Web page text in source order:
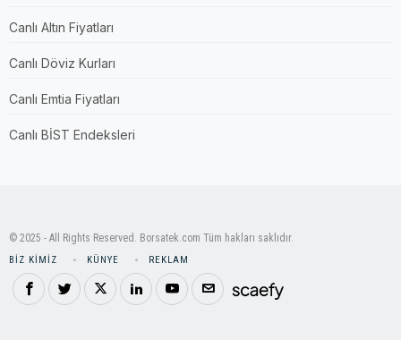
Canlı Altın Fiyatları
Canlı Döviz Kurları
Canlı Emtia Fiyatları
Canlı BİST Endeksleri
© 2025 - All Rights Reserved. Borsatek.com Tüm hakları saklıdır.
BIZ KIMIZ KÜNYE REKLAM